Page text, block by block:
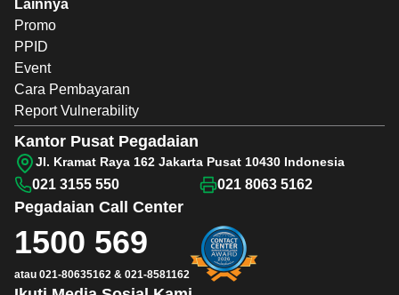
Lainnya
Promo
PPID
Event
Cara Pembayaran
Report Vulnerability
Pegadaian Call Center
1500 569
atau 021-80635162 & 021-8581162
Kantor Pusat Pegadaian
Jl. Kramat Raya 162 Jakarta Pusat 10430 Indonesia
021 3155 550 021 8063 5162